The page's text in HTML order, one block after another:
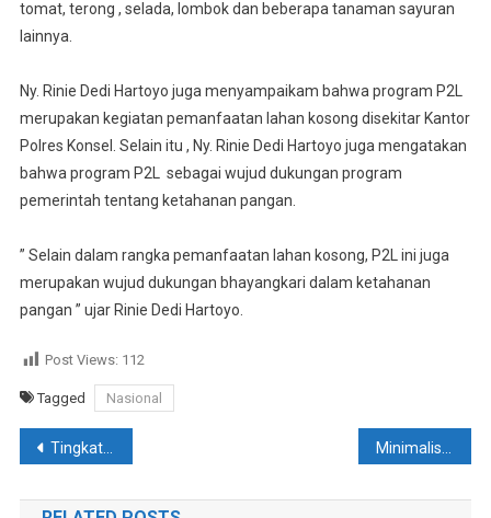
tomat, terong , selada, lombok dan beberapa tanaman sayuran
lainnya.
Ny. Rinie Dedi Hartoyo juga menyampaikam bahwa program P2L
merupakan kegiatan pemanfaatan lahan kosong disekitar Kantor
Polres Konsel. Selain itu , Ny. Rinie Dedi Hartoyo juga mengatakan
bahwa program P2L sebagai wujud dukungan program
pemerintah tentang ketahanan pangan.
” Selain dalam rangka pemanfaatan lahan kosong, P2L ini juga
merupakan wujud dukungan bhayangkari dalam ketahanan
pangan ” ujar Rinie Dedi Hartoyo.
Post Views: 112
Tagged Nasional
Navigasi
pos
Tingkatkan Ketahanan Pangan, Bhabinkamtibmas Polsek Basala Lakukan Pembinaan Kepada Petani Minimalisir Gangguan Kamtibmas Akhir Pekan, Polres Konsel Laksanakan KRYD. Pelaksanaannya Dipimpin Wakapolres